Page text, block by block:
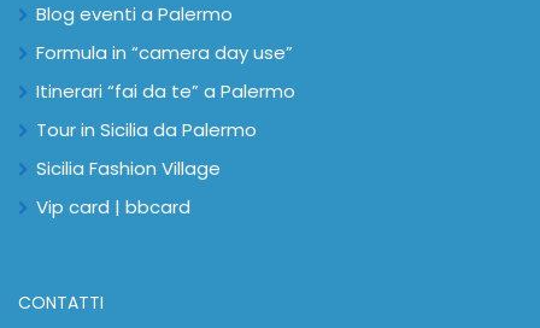
Blog eventi a Palermo
Formula in “camera day use”
Itinerari “fai da te” a Palermo
Tour in Sicilia da Palermo
Sicilia Fashion Village
Vip card | bbcard
CONTATTI